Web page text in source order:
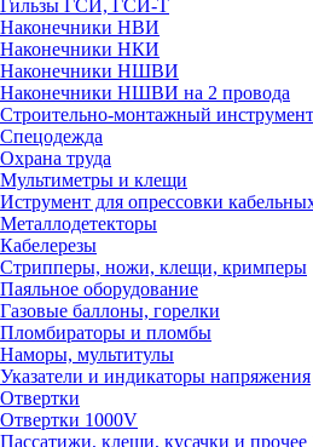
Гильзы ГСИ, ГСИ-Т
Наконечники НВИ
Наконечники НКИ
Наконечники НШВИ
Наконечники НШВИ на 2 провода
Строительно-монтажный инструмент
Спецодежда
Охрана труда
Мультиметры и клещи
Иструмент для опрессовки
Металлодетекторы
Кабелерезы
Стрипперы, ножи, клещи, кримперы
Паяльное оборудование
Газовые баллоны, горелки
Пломбираторы и пломбы
Наморы, мультитулы
Указатели и индикаторы напряжения
Отвертки
Отвертки 1000V
Пассатижи, клещи, кусачки и прочее